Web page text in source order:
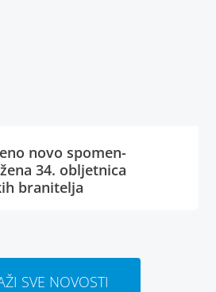
novo spomen-
34. obljetnica
branitelja
SVE NOVOSTI